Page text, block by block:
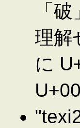
「
理解
に